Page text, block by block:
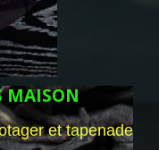
MAISON
et tapenade